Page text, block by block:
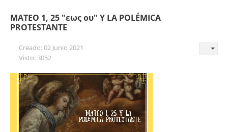
MATEO 1, 25 "εως ου" Y LA POLÉMICA
PROTESTANTE
Creado: 02 Junio 2021
Visto: 3052